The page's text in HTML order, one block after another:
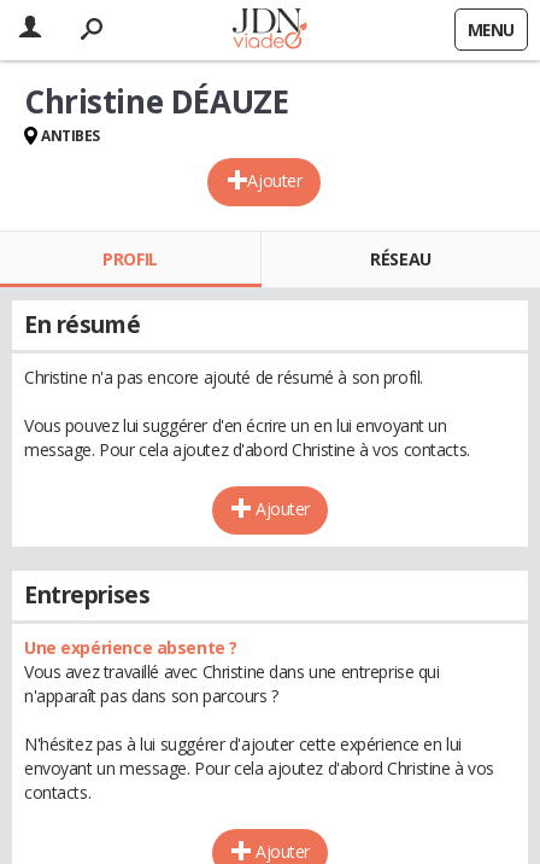
MENU
Ajouter
Christine DÉAUZE
ANTIBES
PROFIL RÉSEAU
En résumé
Christine n'a pas encore ajouté de résumé à son profil.
Vous pouvez lui suggérer d'en écrire un en lui envoyant un
message. Pour cela ajoutez d'abord Christine à vos contacts.
Ajouter
Entreprises
Une expérience absente ?
Vous avez travaillé avec Christine dans une entreprise qui
n'apparaît pas dans son parcours ?
N'hésitez pas à lui suggérer d'ajouter cette expérience en lui
envoyant un message. Pour cela ajoutez d'abord Christine à vos
contacts.
Ajouter